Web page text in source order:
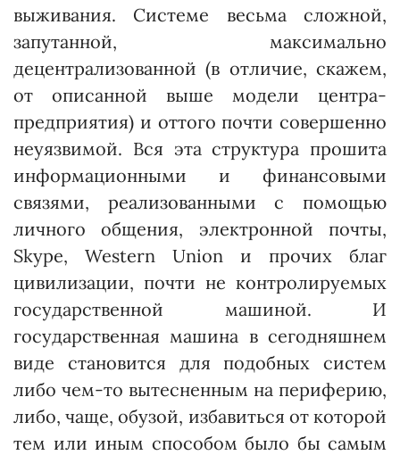
выживания. Сис­теме весьма сложной,
запутанной, максимально
децентрализованной (в отличие, скажем,
от описанной выше модели центра-
предприятия) и оттого почти совершенно
неуязвимой. Вся эта структура прошита
информационными и финансовыми
связями, реализованными с помощью
личного общения, электронной почты,
Skype, Western Union и прочих благ
цивилизации, почти не контролируемых
государственной машиной. И
государственная машина в сегодняшнем
виде становится для подобных систем
либо чем-то вытесненным на периферию,
либо, чаще, обузой, избавиться от которой
тем или иным способом было бы самым